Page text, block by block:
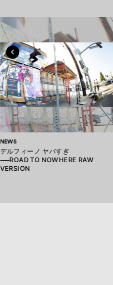
NEWS
デルフィーノ ヤバすぎ
──ROAD TO NOWHERE RAW
VERSION